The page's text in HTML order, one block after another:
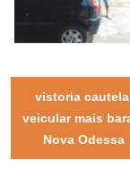
vistoria
veicular mais
Nova Odessa